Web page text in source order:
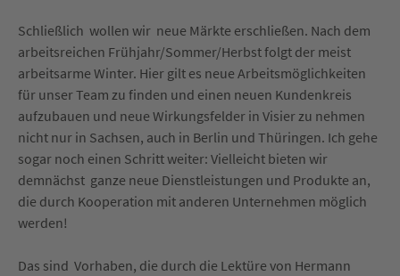
Schließlich wollen wir neue Märkte erschließen. Nach dem
arbeitsreichen Frühjahr/Sommer/Herbst folgt der meist
arbeitsarme Winter. Hier gilt es neue Arbeitsmöglichkeiten
für unser Team zu finden und einen neuen Kundenkreis
aufzubauen und neue Wirkungsfelder in Visier zu nehmen
nicht nur in Sachsen, auch in Berlin und Thüringen. Ich gehe
sogar noch einen Schritt weiter: Vielleicht bieten wir
demnächst ganze neue Dienstleistungen und Produkte an,
die durch Kooperation mit anderen Unternehmen möglich
werden!
Das sind Vorhaben, die durch die Lektüre von Hermann